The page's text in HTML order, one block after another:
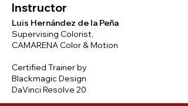
Instructor
Luis Hernández de la Peña
​Supervising Colorist,
CAMARENA Color & Motion​​​
Certified Trainer by
Blackmagic Design
DaVinci Resolve 20​​​​​​